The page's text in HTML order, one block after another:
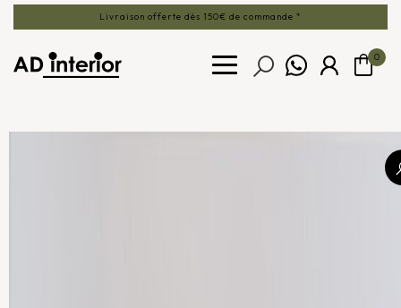
Livraison offerte dès 150€ de commande *
0